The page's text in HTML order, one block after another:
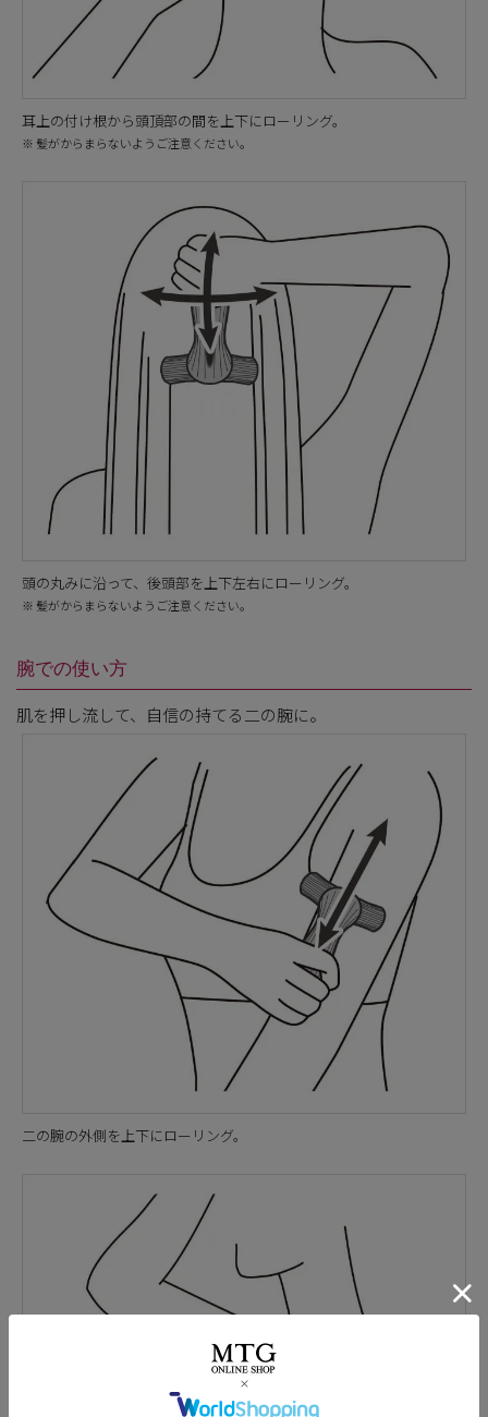
耳上の付け根から頭頂部の間を上下にローリング。
※ 髪がからまらないようご注意ください。
頭の丸みに沿って、後頭部を上下左右にローリング。
※ 髪がからまらないようご注意ください。
腕での使い方
肌を押し流して、自信の持てる二の腕に。
二の腕の外側を上下にローリング。